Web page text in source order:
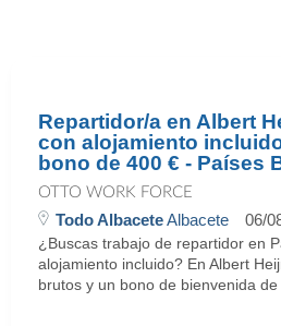
Repartidor/a en Albert
con alojamiento
bono de 400 € - Países
OTTO WORK FORCE
Todo AlbaceteAlbacete 06/
¿Buscas trabajo de repartidor en
alojamiento incluido? En Albert
brutos y un bono de bienvenida de